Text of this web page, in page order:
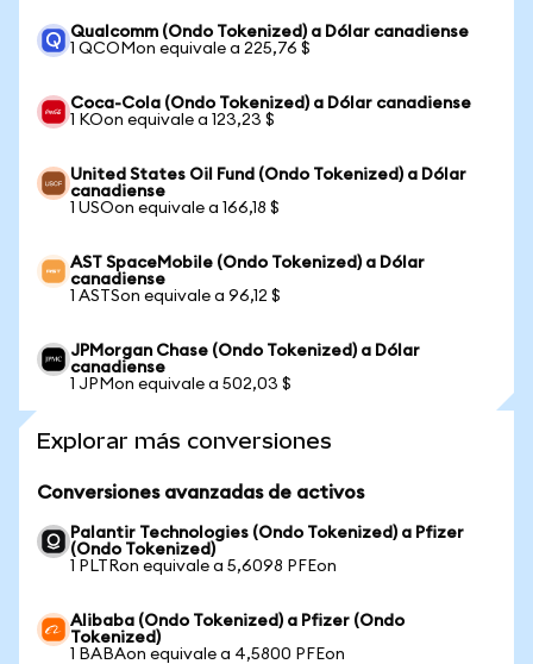
Qualcomm (Ondo Tokenized) a Dólar canadiense
1 QCOMon equivale a 225,76 $
Coca-Cola (Ondo Tokenized) a Dólar canadiense
1 KOon equivale a 123,23 $
United States Oil Fund (Ondo Tokenized) a Dólar
canadiense
1 USOon equivale a 166,18 $
AST SpaceMobile (Ondo Tokenized) a Dólar
canadiense
1 ASTSon equivale a 96,12 $
JPMorgan Chase (Ondo Tokenized) a Dólar
canadiense
1 JPMon equivale a 502,03 $
Explorar más conversiones
Conversiones avanzadas de activos
Palantir Technologies (Ondo Tokenized) a Pfizer
(Ondo Tokenized)
1 PLTRon equivale a 5,6098 PFEon
Alibaba (Ondo Tokenized) a Pfizer (Ondo
Tokenized)
1 BABAon equivale a 4,5800 PFEon